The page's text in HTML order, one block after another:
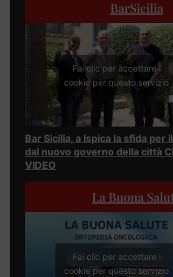
BarSicilia
Fai clic per accettare i
cookie per questo servizio
Bar Sicilia, a Ispica la sfida per
dal nuovo governo della città
VIDEO
La Buona
Fai clic per accettare i
cookie per questo servizio